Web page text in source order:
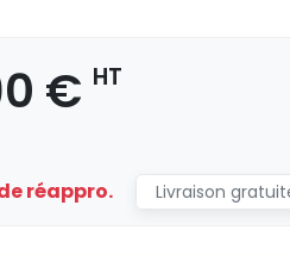
€ HT
réappro. Livraison